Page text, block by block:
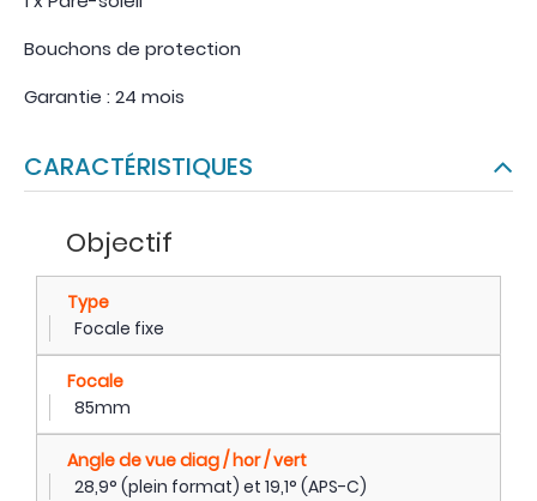
Bouchons de protection
Garantie : 24 mois
CARACTÉRISTIQUES
Objectif
Type
Focale fixe
Focale
85mm
Angle de vue diag / hor / vert
28,9° (plein format) et 19,1° (APS-C)